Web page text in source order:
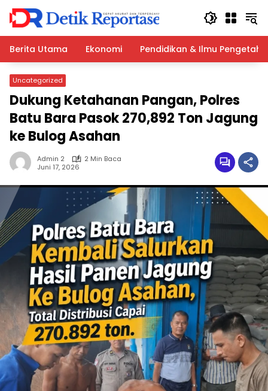
Langsung
konten
Berita Utama
Ekonomi Pendidikan & Ilmu
Uncategorized
Dukung Ketahanan Pangan, Polres
Batu Bara Pasok 270,892 Ton Jagung
ke Bulog Asahan
Admin 2
2 Min Baca
Juni 17, 2026